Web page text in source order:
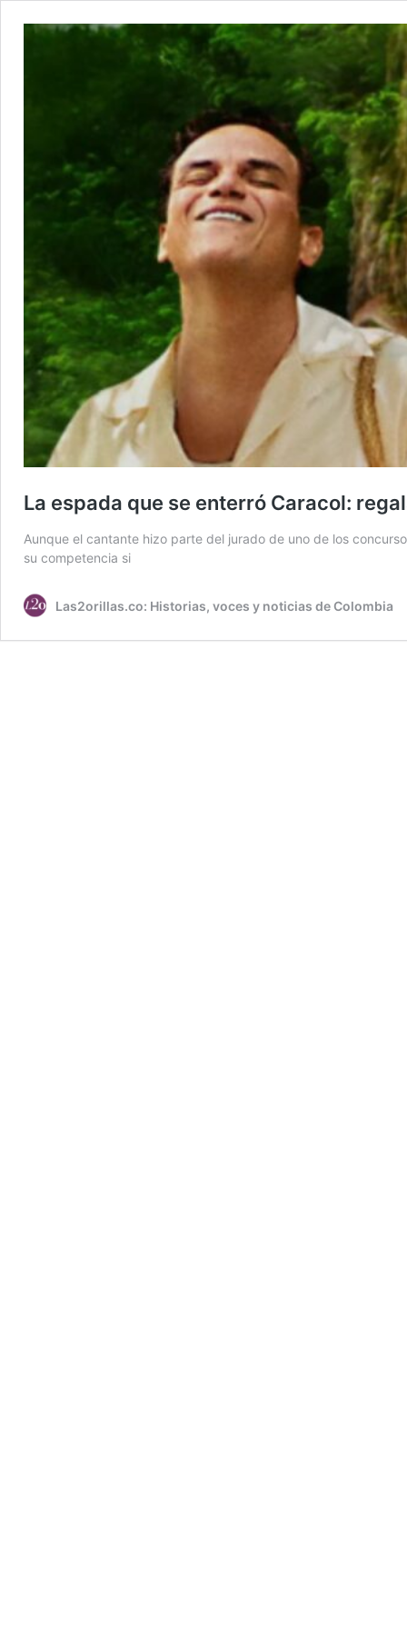
La espada que se enterró Caracol:
Aunque el cantante hizo parte del jurado de uno de los
su competencia si
Las2orillas.co: Historias, voces y noticias de Colombia